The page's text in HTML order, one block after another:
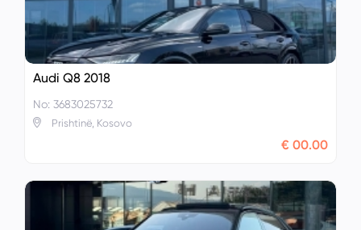
Audi Q8 2018
No: 3683025732
Prishtinë, Kosovo
€ 00.00